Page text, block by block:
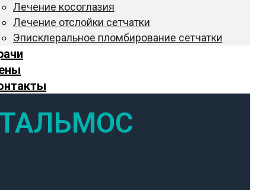
Лечение косоглазия
Лечение отслойки сетчатки
Эписклеральное пломбирование сетчатки